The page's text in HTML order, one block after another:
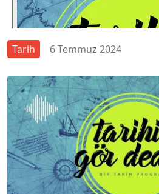
Tarih 6 Temmuz 2024